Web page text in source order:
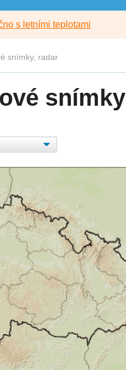
s letními teplotami
snímky, radar
snímky